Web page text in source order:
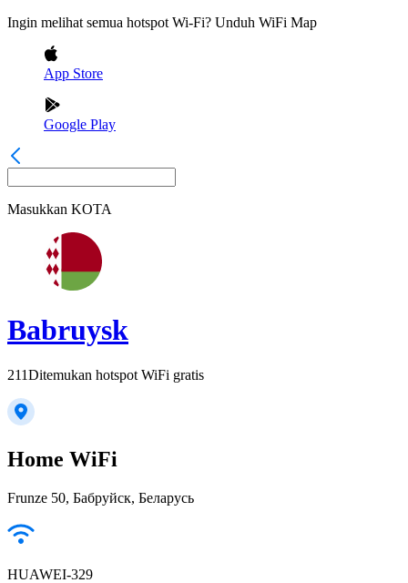
Ingin melihat semua hotspot Wi-Fi? Unduh WiFi Map
App Store
Google Play
Masukkan KOTA
Babruysk
211Ditemukan hotspot WiFi gratis
Home WiFi
Frunze 50, Бабруйск, Беларусь
HUAWEI-329